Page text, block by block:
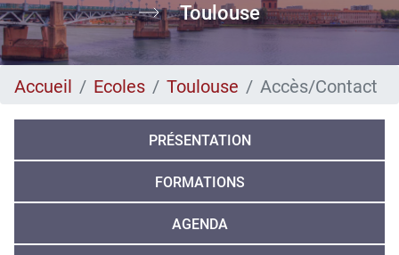
Toulouse
Accueil Ecoles Toulouse Accès/Contact
PRÉSENTATION
FORMATIONS
AGENDA